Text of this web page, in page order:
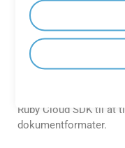
Python SDK til at
dokumentformater.
Ruby Cloud SDK til at
dokumentformater.